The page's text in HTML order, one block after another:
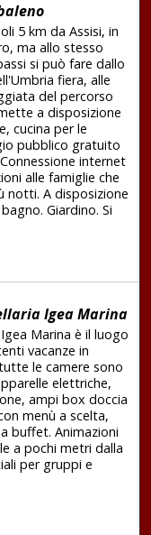
5 km da Assisi, in
ma allo stesso
si può fare dallo
fiera, alle
del percorso
a disposizione
cucina per le
pubblico gratuito
internet
alle famiglie che
notti. A disposizione
Giardino. Si
Igea Marina
Marina è il luogo
vacanze in
le camere sono
elettriche,
ampi box doccia
menù a scelta,
buffet. Animazioni
a pochi metri dalla
per gruppi e